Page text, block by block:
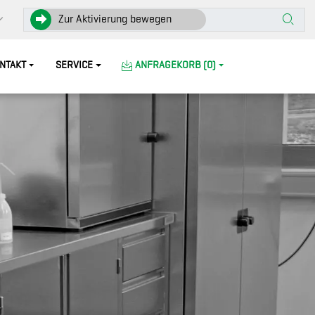
Zur Aktivierung bewegen
SERVICE ANFRAGEKORB (0)